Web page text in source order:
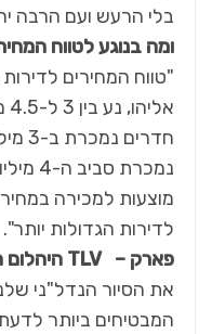
בלי הרעש ועם הרבה
ומה בנוגע לטווח
"טווח המחירים
לדירות הגדולות יותר".
פארק – TLV
את הסיור הנדל"ני